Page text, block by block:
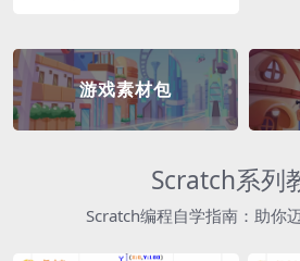
游戏素材包
Scratch系列
Scratch编程自学指南：助你